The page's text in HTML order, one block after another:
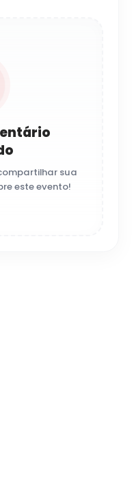
sua
este evento!